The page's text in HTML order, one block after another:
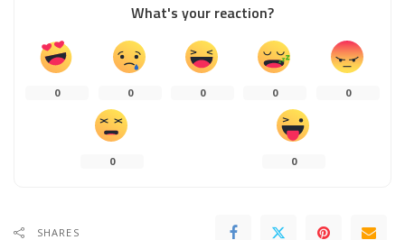
What's your reaction?
0 0 0 0 0
0 0
SHARES